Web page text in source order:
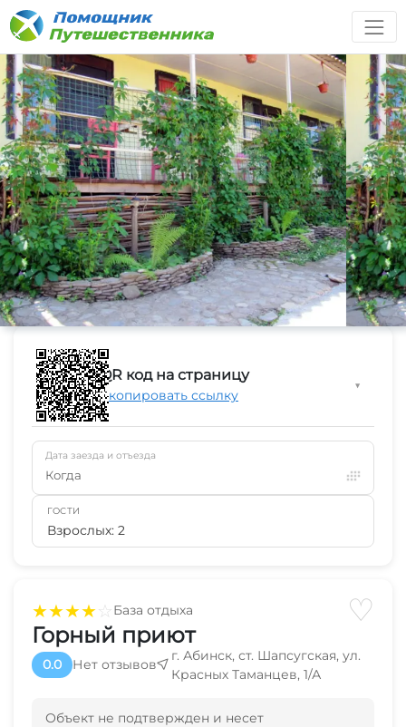
★★★★☆База отдыха ♡
Горный приют
0.0 Нет отзывов
г. Абинск, ст. Шапсугская, ул.
Красных Таманцев, 1/А
Объект не подтвержден и несет
QR код на страницу
Скопировать ссылку
▼
Дата заезда и отъезда
Когда
ГОСТИ
Взрослых: 2